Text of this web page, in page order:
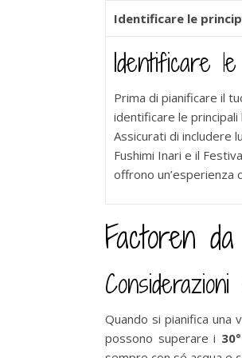
Identificare le
Identificare
Prima di pianificare il
identificare le
Assicurati di includere
Fushimi Inari e il
offrono un’esperienza
Factoren
Quando si pianifica
possono superare i